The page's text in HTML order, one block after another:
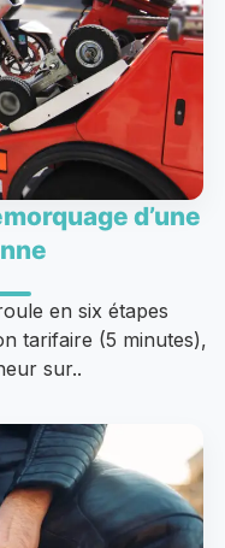
d’une
en six étapes
tarifaire (5 minutes),
sur..